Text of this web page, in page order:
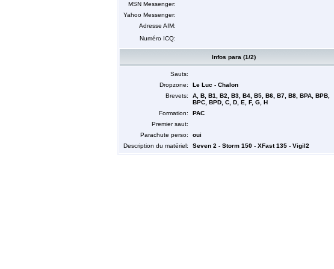
MSN Messenger:
Yahoo Messenger:
Adresse AIM:
Numéro ICQ:
Infos para (1/2)
Sauts:
Dropzone:
Le Luc - Chalon
Brevets:
A, B, B1, B2, B3, B4, B5, B6, B7, B8, BPA, BPB,
BPC, BPD, C, D, E, F, G, H
Formation:
PAC
Premier saut:
Parachute perso:
oui
Description du matériel:
Seven 2 - Storm 150 - XFast 135 - Vigil2